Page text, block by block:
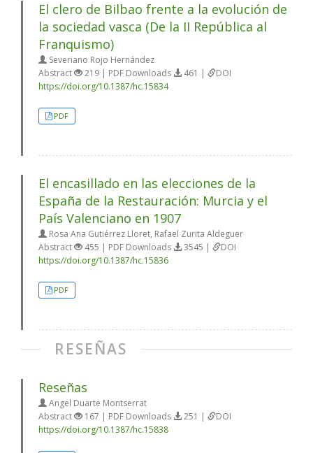
El clero de Bilbao frente a la evolución de
la sociedad vasca (De la II República al
Franquismo)
Severiano Rojo Hernández
Abstract
219 | PDF Downloads 461 |
DOI
https://doi.org/10.1387/hc.15834
PDF
El encasillado en las elecciones de la
España de la Restauración: Murcia y el
País Valenciano en 1907
Rosa Ana Gutiérrez Lloret, Rafael Zurita Aldeguer
Abstract
455 | PDF Downloads 3545 |
DOI
https://doi.org/10.1387/hc.15836
PDF
RESEÑAS
Reseñas
Angel Duarte Montserrat
Abstract
167 | PDF Downloads 251 |
DOI
https://doi.org/10.1387/hc.15838